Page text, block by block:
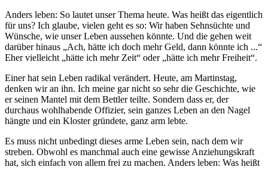
Anders leben: So lautet unser Thema heute. Was heißt das eigentlich
für uns? Ich glaube, vielen geht es so: Wir haben Sehnsüchte und
Wünsche, wie unser Leben aussehen könnte. Und die gehen weit
darüber hinaus „Ach, hätte ich doch mehr Geld, dann könnte ich ...“
Eher vielleicht „hätte ich mehr Zeit“ oder „hätte ich mehr Freiheit“.
Einer hat sein Leben radikal verändert. Heute, am Martinstag,
denken wir an ihn. Ich meine gar nicht so sehr die Geschichte, wie
er seinen Mantel mit dem Bettler teilte. Sondern dass er, der
durchaus wohlhabende Offizier, sein ganzes Leben an den Nagel
hängte und ein Kloster gründete, ganz arm lebte.
Es muss nicht unbedingt dieses arme Leben sein, nach dem wir
streben. Obwohl es manchmal auch eine gewisse Anziehungskraft
hat, sich einfach von allem frei zu machen. Anders leben: Was heißt